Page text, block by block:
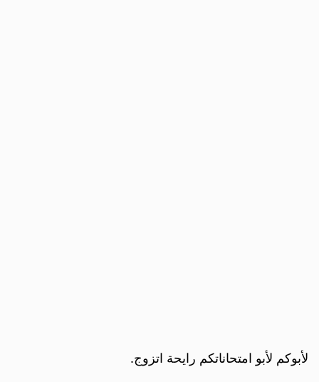
لأبوكم لأبو امتحاناتكم رايحة اتزوج.